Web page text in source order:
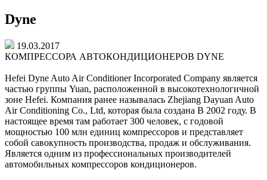
Dyne
19.03.2017
КОМПРЕССОРА АВТОКОНДИЦИОНЕРОВ DYNE
Hefei Dyne Auto Air Conditioner Incorporated Company является
частью группы Yuan, расположенной в высокотехнологичной
зоне Hefei. Компания ранее называлась Zhejiang Dayuan Auto
Air Conditioning Co., Ltd, которая была создана В 2002 году. В
настоящее время там работает 300 человек, с годовой
мощностью 100 млн единиц компрессоров и представляет
собой савокупность производства, продаж и обслуживания.
Является одним из профессиональных производителей
автомобильных компрессоров кондиционеров.